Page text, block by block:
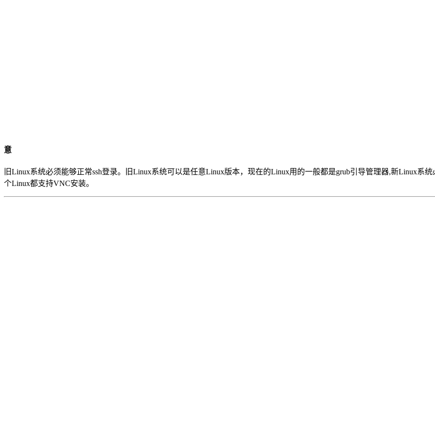
意
旧Linux系统必须能够正常ssh登录。旧Linux系统可以是任意Linux版本，现在的Linux用的一般都是grub引导管理器,新Linux系
个Linux都支持VNC安装。